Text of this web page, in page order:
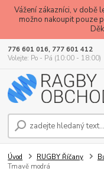
Vážení zákazníci, v době
možno nakoupit pouze
776 601 016, 777 601 412
Volejte: Po - Pá (10:00 - 18:00)
Úvod RUGBY Říčany
Tmavě modrá